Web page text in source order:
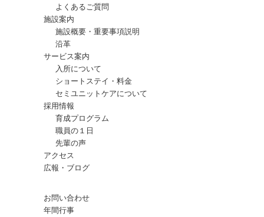
よくあるご質問
施設案内
施設概要・重要事項説明
沿革
サービス案内
入所について
ショートステイ・料金
セミユニットケアについて
採用情報
育成プログラム
職員の１日
先輩の声
アクセス
広報・ブログ
お問い合わせ
年間行事